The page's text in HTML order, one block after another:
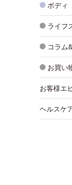
ボディ
ライフ
コラム
お買い
お客様エ
ヘルスケ